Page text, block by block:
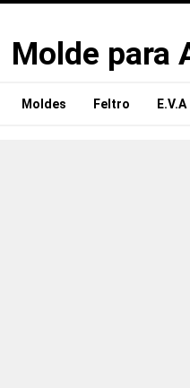
Molde para
Moldes Feltro E.V.A